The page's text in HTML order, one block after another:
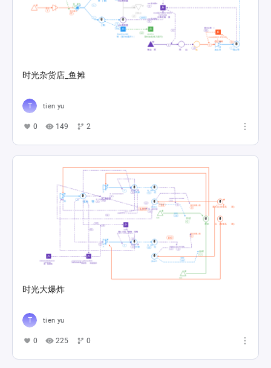
时光杂货店_鱼摊
tien yu
0 149 2
时光大爆炸
tien yu
0 225 0